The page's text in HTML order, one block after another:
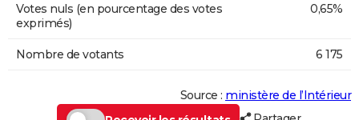
Votes nuls (en pourcentage des votes
exprimés)
0,65%
Nombre de votants 6 175
Source : ministère de l’Intérieur